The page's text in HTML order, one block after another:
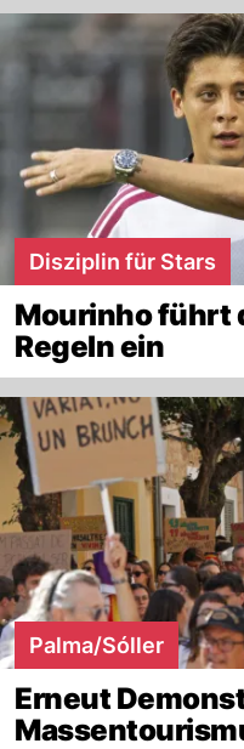
Disziplin für Stars
Mourinho führt
Regeln ein
Palma/Sóller
Erneut